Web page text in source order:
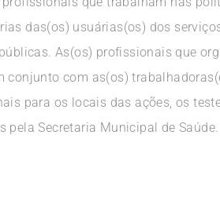
das(os) usuárias(os) dos
As(os) profissionais que
conjunto com as(os)
para os locais das ações, os
pela Secretaria Municipal de